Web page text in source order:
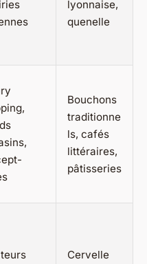
lyonnaise,
quenelle
Bouchons
traditionne
ls, cafés
littéraires,
pâtisseries
Cervelle